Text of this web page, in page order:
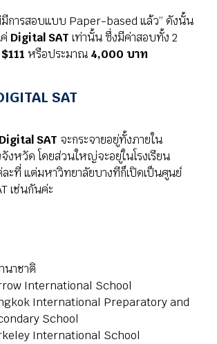
ารสอบแบบ Paper-based แล้ว” ดังนั้น
Digital SAT เท่านั้น ซึ่งมีค่าสอบทั้ง 2
$111 หรือประมาณ 4,000 บาท
SAT
Digital SAT จะกระจายอยู่ทั้งภายใน
จังหวัด โดยส่วนใหญ่จะอยู่ในโรงเรียน
ะที่ แต่มหาวิทยาลัยบางทีก็เปิดเป็นศูนย์
เช่นกันค่ะ
นาชาติ
International School
International Preparatory and
School
International School